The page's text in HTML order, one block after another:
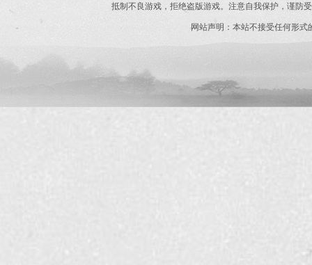
抵制不良游戏，拒绝盗版游戏。注意自我保护，谨防
网站声明：本站不接受任何形式